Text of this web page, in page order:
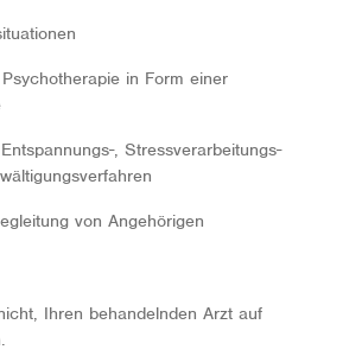
in Form einer
, Stressverarbeitungs-
von Angehörigen
Ihren behandelnden Arzt auf